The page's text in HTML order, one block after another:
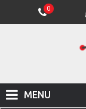
0
MENU